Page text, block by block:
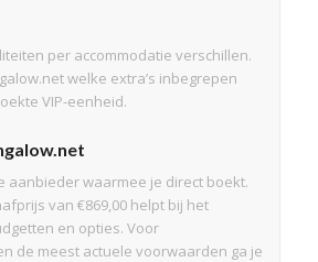
per accommodatie verschillen.
welke extra’s inbegrepen
VIP-eenheid.
aanbieder waarmee je direct boekt.
van €869,00 helpt bij het
en opties. Voor
de meest actuele voorwaarden ga je